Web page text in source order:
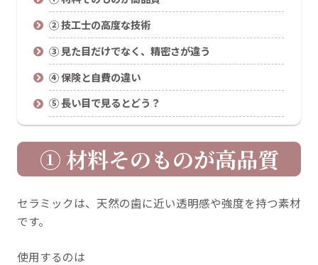
② 技工士の高度な技術
③ 見た目だけでなく、精密さが違う
④ 保険と自費の違い
⑤ 長い目で見るとどう？
① 材料そのものが高品質
セラミックは、天然の歯に近い透明感や強度を持つ素材
です。
使用するのは